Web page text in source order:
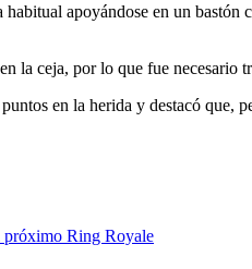
habitual apoyándose en un
la ceja, por lo que fue
en la herida y destacó que,
próximo Ring Royale